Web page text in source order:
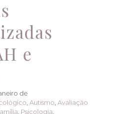
e
de
Autismo Avaliação
Psicologia